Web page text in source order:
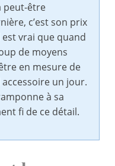
peut-être
c’est son prix
vrai que quand
de moyens
en mesure de
un jour.
à sa
fi de ce détail.